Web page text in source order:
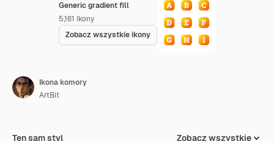
Generic gradient fill
5,161 Ikony
Zobacz wszystkie ikony
Ikona komory
ArtBit
Ten sam styl Zobacz wszystkie